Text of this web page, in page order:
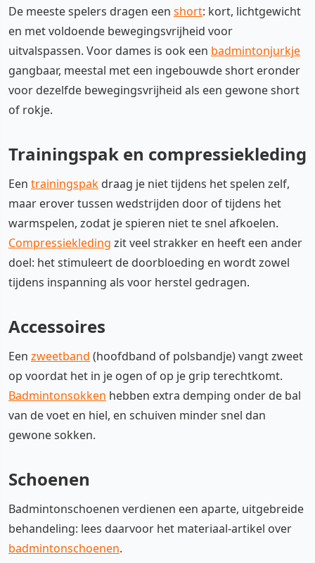
De meeste spelers dragen een short: kort, lichtgewicht
en met voldoende bewegingsvrijheid voor
uitvalspassen. Voor dames is ook een badmintonjurkje
gangbaar, meestal met een ingebouwde short eronder
voor dezelfde bewegingsvrijheid als een gewone short
of rokje.
Trainingspak en compressiekleding
Een trainingspak draag je niet tijdens het spelen zelf,
maar erover tussen wedstrijden door of tijdens het
warmspelen, zodat je spieren niet te snel afkoelen.
Compressiekleding zit veel strakker en heeft een ander
doel: het stimuleert de doorbloeding en wordt zowel
tijdens inspanning als voor herstel gedragen.
Accessoires
Een zweetband (hoofdband of polsbandje) vangt zweet
op voordat het in je ogen of op je grip terechtkomt.
Badmintonsokken hebben extra demping onder de bal
van de voet en hiel, en schuiven minder snel dan
gewone sokken.
Schoenen
Badmintonschoenen verdienen een aparte, uitgebreide
behandeling: lees daarvoor het materiaal-artikel over
badmintonschoenen.